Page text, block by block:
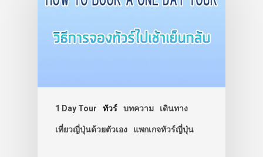
1 Day Tour ทัวร์ บทความ เดินทาง
เที่ยวญี่ปุ่นด้วยตัวเอง แพกเกจทัวร์ญี่ปุ่น
ภาพประทับใจ